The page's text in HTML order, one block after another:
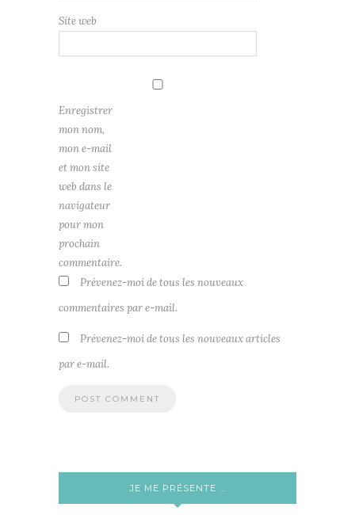
Site web
Enregistrer
mon nom,
mon e-mail
et mon site
web dans le
navigateur
pour mon
prochain
commentaire.
Prévenez-moi de tous les nouveaux
commentaires par e-mail.
Prévenez-moi de tous les nouveaux articles
par e-mail.
JE ME PRÉSENTE …